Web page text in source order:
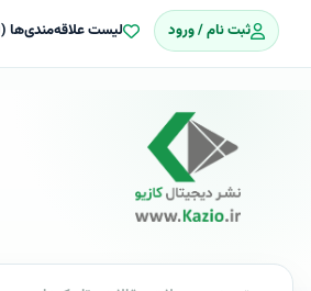
ثبت نام / ورود لیست علاقه‌مندی‌ها (0)